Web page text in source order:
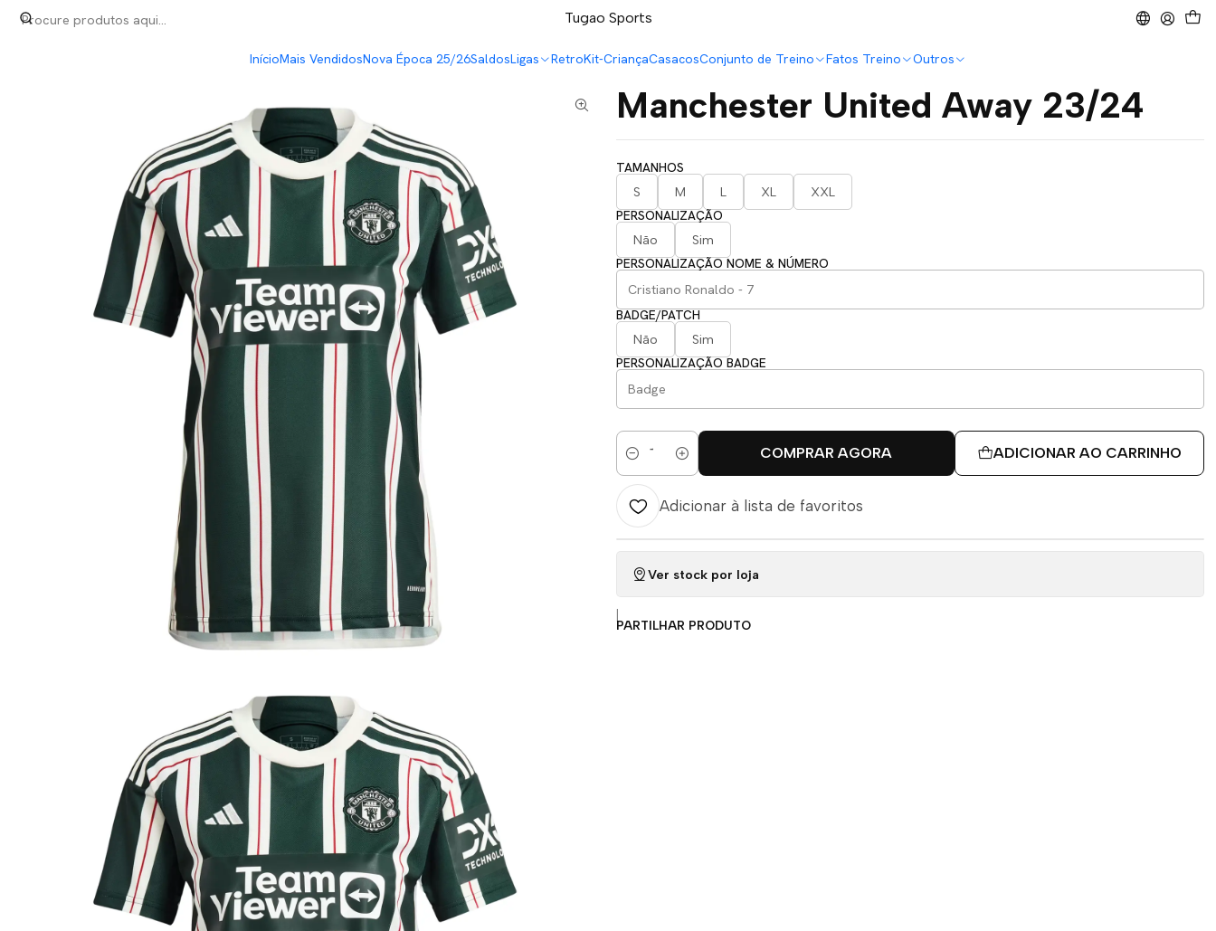
Tugao Sports
InícioMais VendidosNova Época 25/26SaldosLigas RetroKit-CriançaCasacosConjunto de Treino Fatos Treino Outros
LEVA 5 PAGA 4 NA TUGÃO
Manchester United Away 23/24
TAMANHOS
S
M L XL
XXL
PERSONALIZAÇÃO
Não
Sim
PERSONALIZAÇÃO NOME & NÚMERO
BADGE/PATCH
Não
Sim
PERSONALIZAÇÃO BADGE
Quantidade
ADICIONAR AO CARRINHO
COMPRAR AGORA
Adicionar à lista de favoritos
Ver stock por loja
|
PARTILHAR PRODUTO